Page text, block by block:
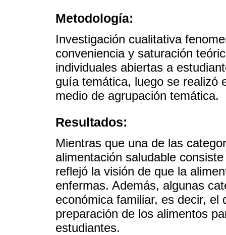
Metodología:
Investigación cualitativa
conveniencia y saturación
individuales abiertas a
guía temática, luego se realizó
medio de agrupación temática.
Resultados:
Mientras que una de las
alimentación saludable
reflejó la visión de que la
enfermas. Además, algunas
económica familiar, es decir, el
preparación de los alimentos
estudiantes.